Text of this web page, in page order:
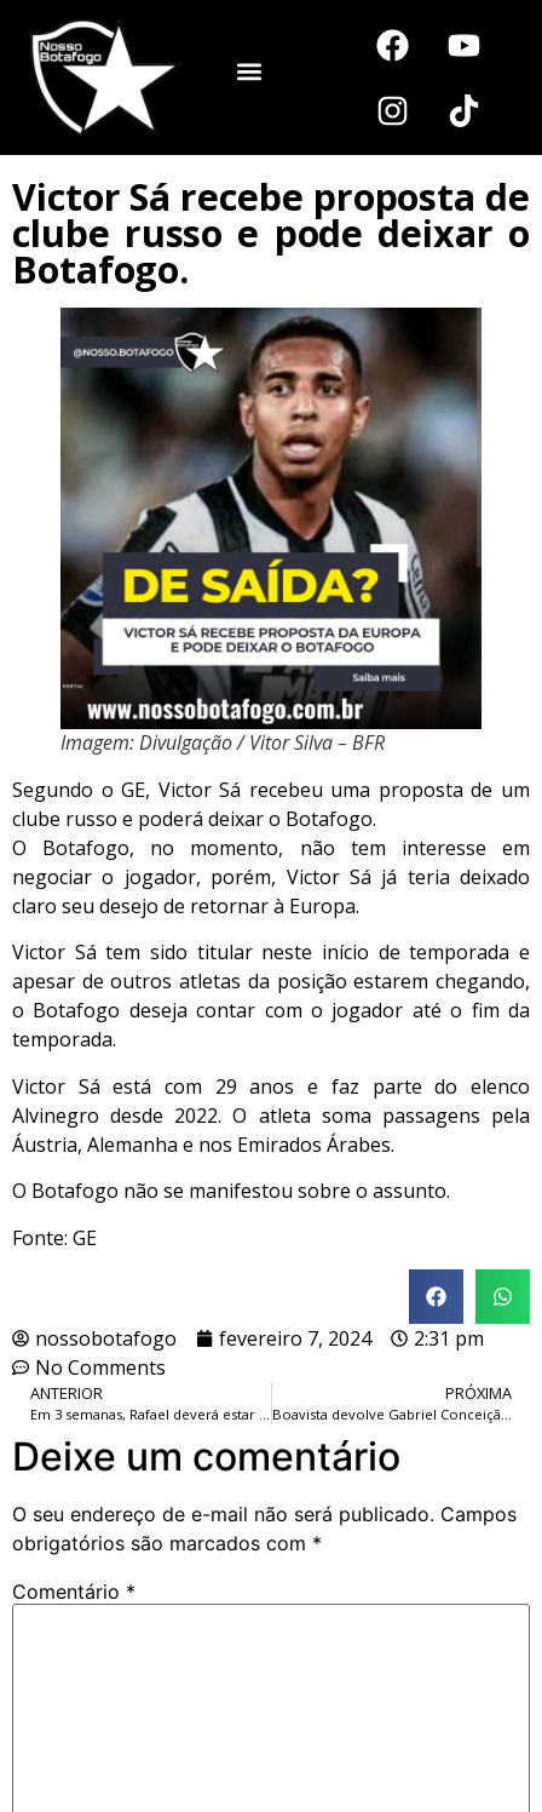
Victor Sá recebe proposta de
clube russo e pode deixar o
Botafogo.
Imagem: Divulgação / Vitor Silva – BFR
Segundo o GE, Victor Sá recebeu uma proposta de um
clube russo e poderá deixar o Botafogo.
O Botafogo, no momento, não tem interesse em
negociar o jogador, porém, Victor Sá já teria deixado
claro seu desejo de retornar à Europa.
Victor Sá tem sido titular neste início de temporada e
apesar de outros atletas da posição estarem chegando,
o Botafogo deseja contar com o jogador até o fim da
temporada.
Victor Sá está com 29 anos e faz parte do elenco
Alvinegro desde 2022. O atleta soma passagens pela
Áustria, Alemanha e nos Emirados Árabes.
O Botafogo não se manifestou sobre o assunto.
Fonte: GE
nossobotafogo fevereiro 7, 2024
2:31 pm
No Comments
ANTERIOR PRÓXIMA
Deixe um comentário
O seu endereço de e-mail não será publicado. Campos
obrigatórios são marcados com *
Comentário *